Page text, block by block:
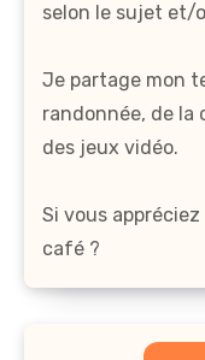
selon le sujet et/
Je partage mon
randonnée, de la
des jeux vidéo.
Si vous
café ?